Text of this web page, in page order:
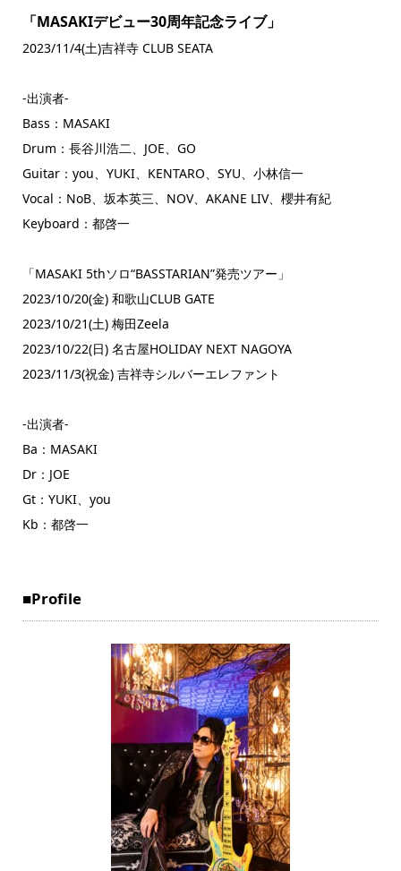
「MASAKIデビュー30周年記念ライブ」
2023/11/4(土)吉祥寺 CLUB SEATA
-出演者-
Bass：MASAKI
Drum：長谷川浩二、JOE、GO
Guitar：you、YUKI、KENTARO、SYU、小林信一
Vocal：NoB、坂本英三、NOV、AKANE LIV、櫻井有紀
Keyboard：都啓一
「MASAKI 5thソロ“BASSTARIAN”発売ツアー」
2023/10/20(金) 和歌山CLUB GATE
2023/10/21(土) 梅田Zeela
2023/10/22(日) 名古屋HOLIDAY NEXT NAGOYA
2023/11/3(祝金) 吉祥寺シルバーエレファント
-出演者-
Ba：MASAKI
Dr：JOE
Gt：YUKI、you
Kb：都啓一
■Profile